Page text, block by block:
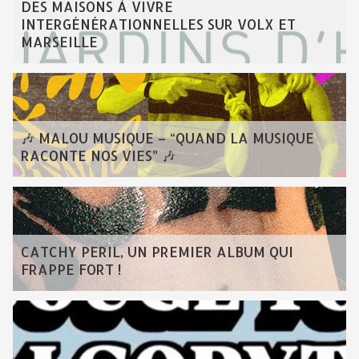
DES MAISONS À VIVRE
INTERGÉNÉRATIONNELLES SUR VOLX ET
MARSEILLE
🎶 MALOU MUSIQUE – “QUAND LA MUSIQUE
RACONTE NOS VIES” 🎶
CATCHY PERIL, UN PREMIER ALBUM QUI
FRAPPE FORT !